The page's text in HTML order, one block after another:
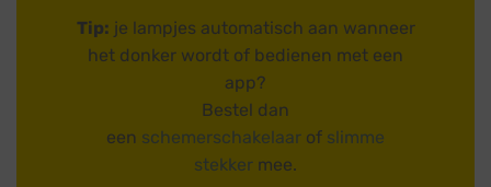
Tip: je lampjes automatisch aan wanneer
het donker wordt of bedienen met een
app?
Bestel dan
een schemerschakelaar of slimme
stekker mee.